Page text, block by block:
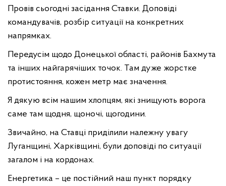
Провів сьогодні засідання Ставки. Доповіді
командувачів, розбір ситуації на конкретних
напрямках.
Передусім щодо Донецької області, районів Бахмута
та інших найгарячіших точок. Там дуже жорстке
протистояння, кожен метр має значення.
Я дякую всім нашим хлопцям, які знищують ворога
саме там щодня, щоночі, щогодини.
Звичайно, на Ставці приділили належну увагу
Луганщині, Харківщині, були доповіді по ситуації
загалом і на кордонах.
Енергетика – це постійний наш пункт порядку